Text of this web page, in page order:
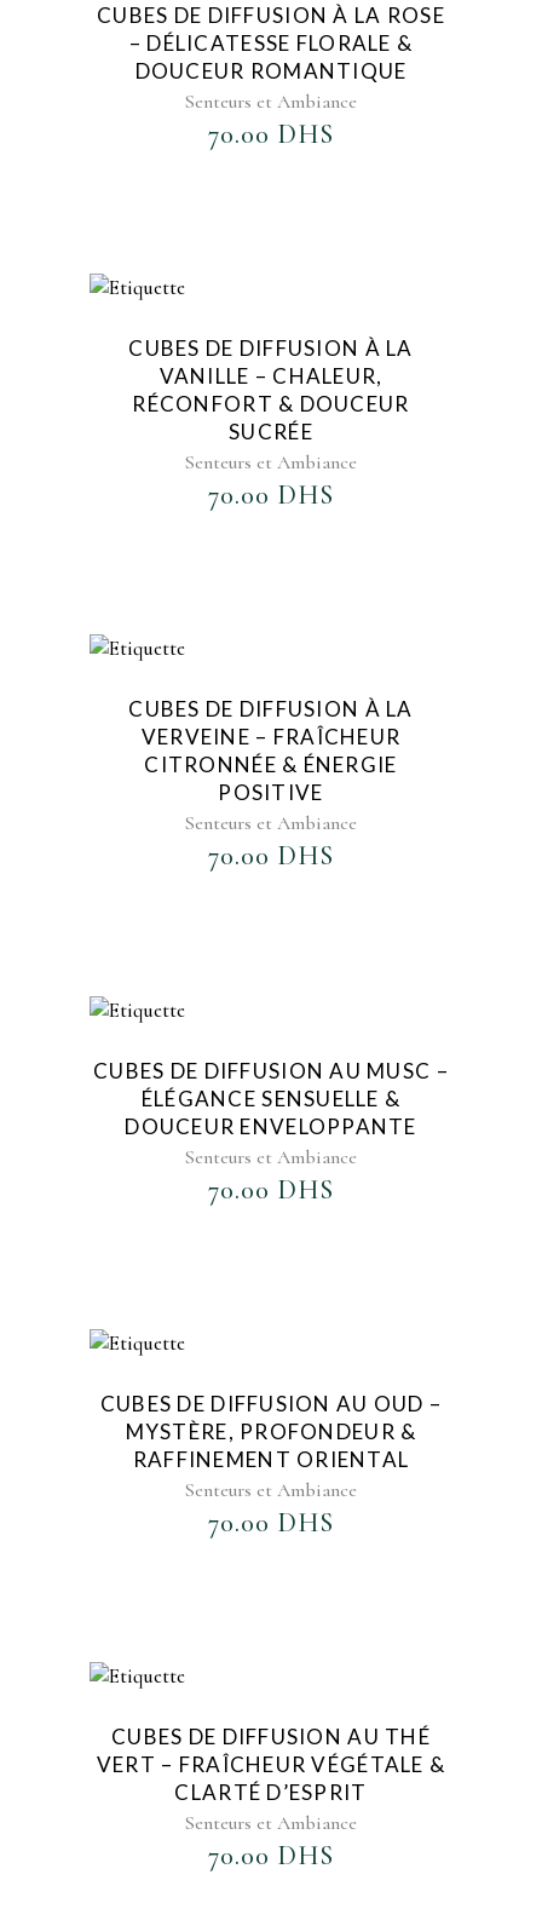
CUBES DE DIFFUSION À LA ROSE
– DÉLICATESSE FLORALE &
DOUCEUR ROMANTIQUE
Senteurs et Ambiance
70.00 DHS
CUBES DE DIFFUSION À LA
VANILLE – CHALEUR,
RÉCONFORT & DOUCEUR
SUCRÉE
Senteurs et Ambiance
70.00 DHS
CUBES DE DIFFUSION À LA
VERVEINE – FRAÎCHEUR
CITRONNÉE & ÉNERGIE
POSITIVE
Senteurs et Ambiance
70.00 DHS
CUBES DE DIFFUSION AU MUSC –
ÉLÉGANCE SENSUELLE &
DOUCEUR ENVELOPPANTE
Senteurs et Ambiance
70.00 DHS
CUBES DE DIFFUSION AU OUD –
MYSTÈRE, PROFONDEUR &
RAFFINEMENT ORIENTAL
Senteurs et Ambiance
70.00 DHS
CUBES DE DIFFUSION AU THÉ
VERT – FRAÎCHEUR VÉGÉTALE &
CLARTÉ D’ESPRIT
Senteurs et Ambiance
70.00 DHS